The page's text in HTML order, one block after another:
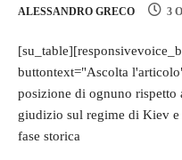
ALESSANDRO GRECO 3
buttontext="Ascolta
posizione di ognuno rispetto
giudizio sul regime di Kiev
fase storica